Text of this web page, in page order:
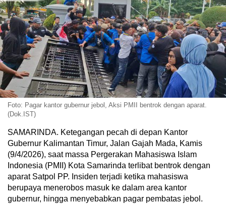
Foto: Pagar kantor gubernur jebol, Aksi PMII bentrok dengan aparat.
(Dok.IST)
SAMARINDA. Ketegangan pecah di depan Kantor
Gubernur Kalimantan Timur, Jalan Gajah Mada, Kamis
(9/4/2026), saat massa Pergerakan Mahasiswa Islam
Indonesia (PMII) Kota Samarinda terlibat bentrok dengan
aparat Satpol PP. Insiden terjadi ketika mahasiswa
berupaya menerobos masuk ke dalam area kantor
gubernur, hingga menyebabkan pagar pembatas jebol.